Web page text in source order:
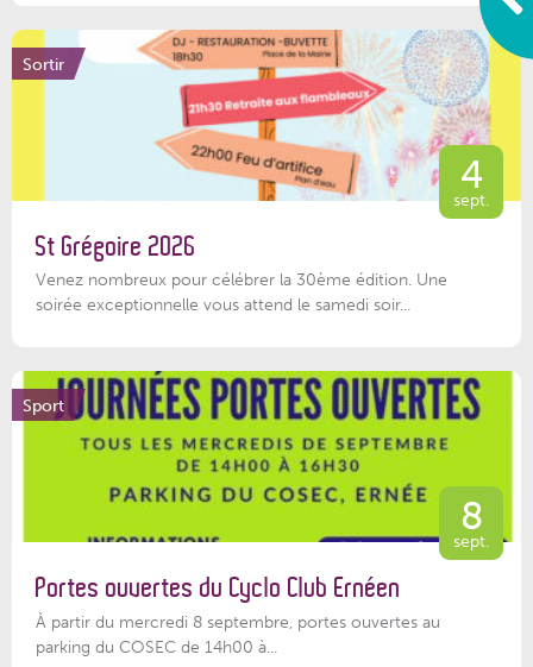
Sortir
4
sept.
St Grégoire 2026
Venez nombreux pour célébrer la 30ème édition. Une
soirée exceptionnelle vous attend le samedi soir...
Sport
8
sept.
Portes ouvertes du Cyclo Club Ernéen
À partir du mercredi 8 septembre, portes ouvertes au
parking du COSEC de 14h00 à...